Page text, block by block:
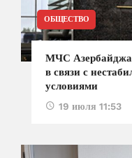
ОБЩЕСТВО
МЧС
в связи с
условиями
19 июля 11:53